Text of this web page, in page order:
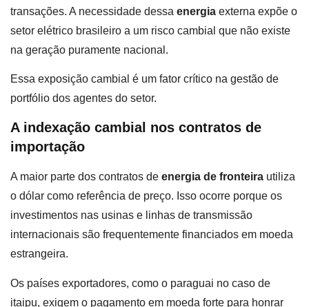
transações. A necessidade dessa energia externa expõe o
setor elétrico brasileiro a um risco cambial que não existe
na geração puramente nacional.
Essa exposição cambial é um fator crítico na gestão de
portfólio dos agentes do setor.
A indexação cambial nos contratos de
importação
A maior parte dos contratos de energia de fronteira utiliza
o dólar como referência de preço. Isso ocorre porque os
investimentos nas usinas e linhas de transmissão
internacionais são frequentemente financiados em moeda
estrangeira.
Os países exportadores, como o paraguai no caso de
itaipu, exigem o pagamento em moeda forte para honrar